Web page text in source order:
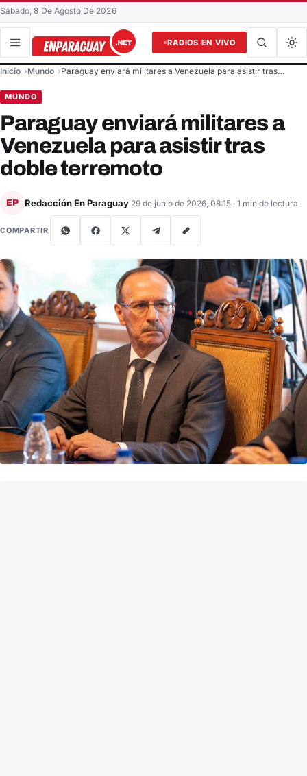
Sábado, 8 De Agosto De 2026
RADIOS EN VIVO
Buscar en el sitio
Inicio Mundo Paraguay enviará militares a Venezuela para asistir tras…
MUNDO
Paraguay enviará militares a
Venezuela para asistir tras
doble terremoto
EP Redacción En Paraguay 29 de junio de 2026, 08:15 · 1 min de lectura
COMPARTIR